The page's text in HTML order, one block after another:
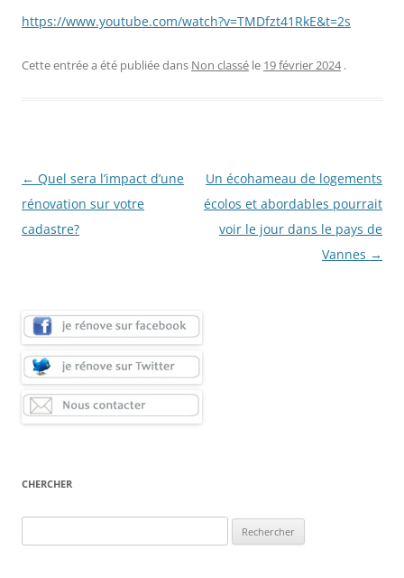
https://www.youtube.com/watch?v=TMDfzt41RkE&t=2s
Cette entrée a été publiée dans Non classé le 19 février 2024 .
Navigation
des
articles
← Quel sera l’impact d’une
rénovation sur votre
cadastre?
Un écohameau de logements
écolos et abordables pourrait
voir le jour dans le pays de
Vannes →
CHERCHER